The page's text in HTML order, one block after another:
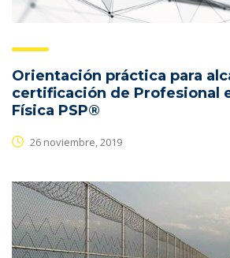
Orientación práctica para
certificación de Profesional
Física PSP®
26 noviembre, 2019